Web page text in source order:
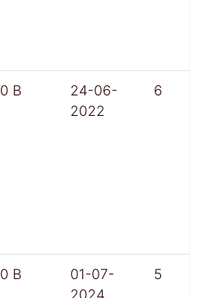
0 B
24-06-
2022
6
0 B
01-07-
2024
5